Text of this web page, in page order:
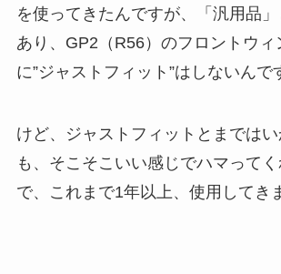
を使ってきたんですが、「汎用品
あり、GP2（R56）のフロントウ
に”ジャストフィット”はしないんで
けど、ジャストフィットとまでは
も、そこそこいい感じでハマって
で、これまで1年以上、使用してき